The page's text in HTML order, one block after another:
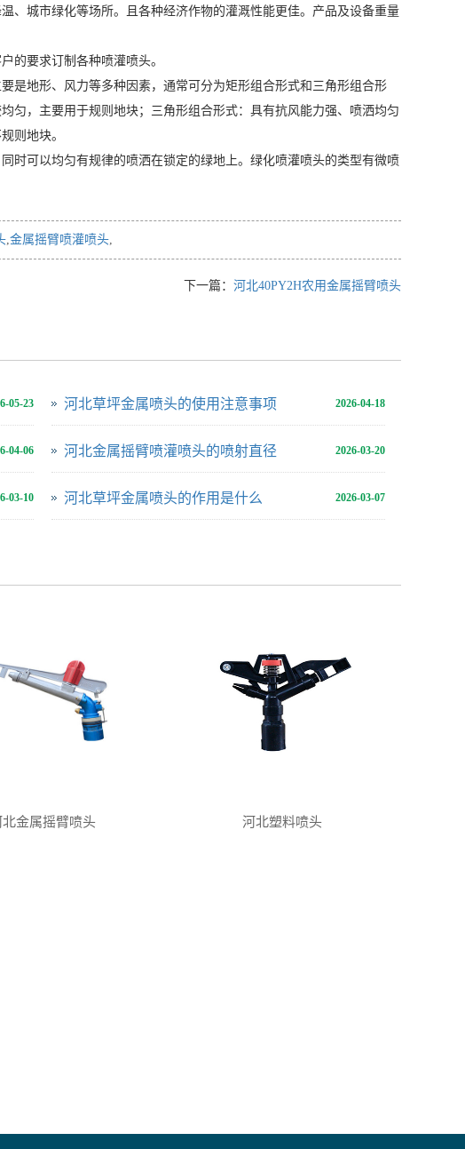
、城市绿化等场所。且各种经济作物的灌溉性能更佳。产品及设备重量
的要求订制各种喷灌喷头。
是地形、风力等多种因素，通常可分为矩形组合形式和三角形组合形
匀，主要用于规则地块；三角形组合形式：具有抗风能力强、喷洒均匀
则地块。
时可以均匀有规律的喷洒在锁定的绿地上。绿化喷灌喷头的类型有微喷
,金属摇臂喷灌喷头,
下一篇： 河北40PY2H农用金属摇臂喷头
05-23 2026-04-18
河北草坪金属喷头的使用注意事项
04-06 2026-03-20
河北金属摇臂喷灌喷头的喷射直径
03-10 2026-03-07
河北草坪金属喷头的作用是什么
北金属摇臂喷头 河北塑料喷头